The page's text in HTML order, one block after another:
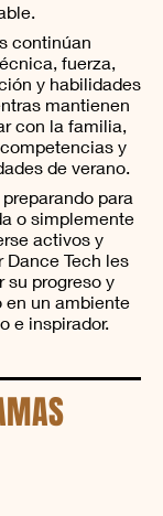
continúan
fuerza,
y habilidades
mantienen
con la familia,
y
de verano.
para
o simplemente
activos y
Dance Tech les
su progreso y
un ambiente
e inspirador.